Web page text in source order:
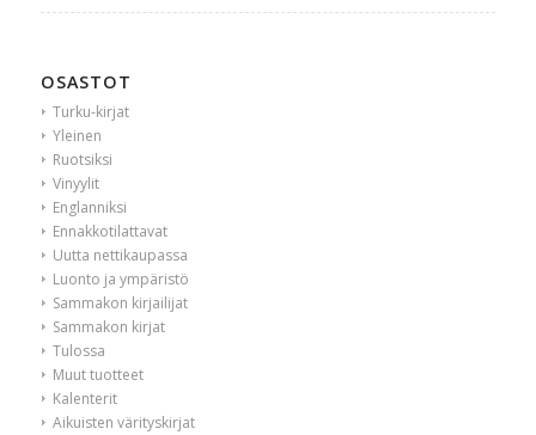
OSASTOT
Turku-kirjat
Yleinen
Ruotsiksi
Vinyylit
Englanniksi
Ennakkotilattavat
Uutta nettikaupassa
Luonto ja ympäristö
Sammakon kirjailijat
Sammakon kirjat
Tulossa
Muut tuotteet
Kalenterit
Aikuisten värityskirjat